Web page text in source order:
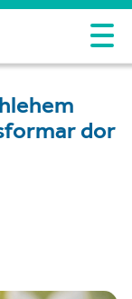
dor